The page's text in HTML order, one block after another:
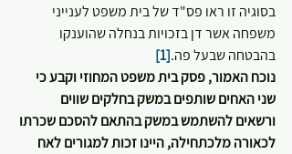
בסוגיה זו ראו פס"ד של בית משפט לענייני
משפחה אשר דן בזכויות בנחלה שהוענקו
בהבטחה שבעל פה.[1]
נוכח האמור, פסק בית משפט המחוזי וקבע כי
שני האחים שותפים במשק בחלקים שווים
ורשאים להשתמש במשק בהתאם להסכם שכרתו
לכאורה מלכתחילה, היינו זכות למגורים לאח